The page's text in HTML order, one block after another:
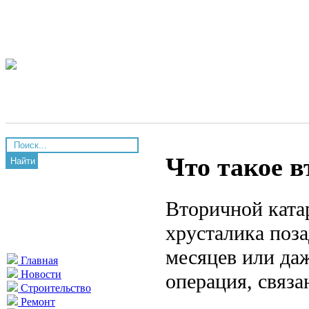
Найти
Главная
Новости
Строительство
Ремонт
Что такое
Вторичной
хрусталика
месяцев или
операция,